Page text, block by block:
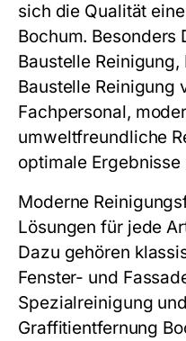
sich die Qualität
Bochum.
Baustelle
Baustelle Reinigung
Fachpersonal,
umweltfreundliche
optimale
Moderne
Lösungen für jede
Dazu gehören
Fenster- und
Spezialreinigung
Graffitientfernung